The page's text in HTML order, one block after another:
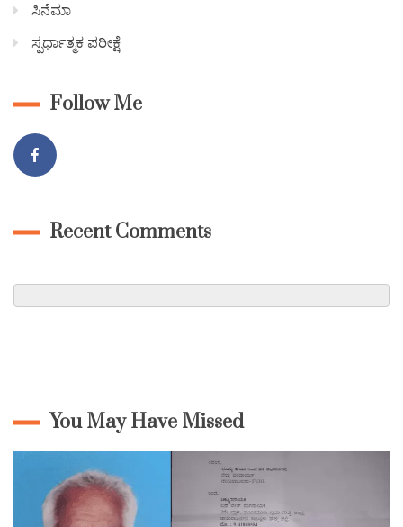
ಸಿನೆಮಾ
ಸ್ಪರ್ಧಾತ್ಮಕ ಪರೀಕ್ಷೆ
Follow Me
Recent Comments
You May Have Missed